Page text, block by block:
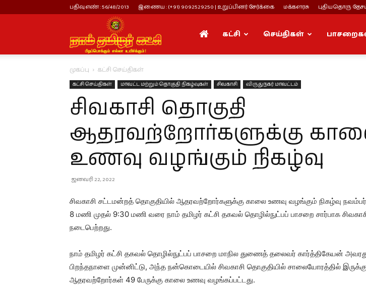
பதிவு எண் : 56/48/2013 இணைய : (+91) 9092529250 | உறுப்பினர் சேர்க்கை மக்களரசு புதியதொரு
நாம்
கட்சி
கட்சி செய்திகள்
முகப்பு கட்சி செய்திகள்
கட்சி செய்திகள் மாவட்ட மற்றும் தொகுதி நிகழ்வுகள் சிவகாசி விருதுநகர் மாவட்டம்
சிவகாசி தொகுதி
ஆதரவற்றோர்களுக்கு
உணவு வழங்கும் நிகழ்வு
ஜனவரி 22, 2022
சிவகாசி சட்டமன்றத் தொகுதியில் ஆதரவற்றோர்களுக்கு காலை உணவு வழங்கும் நிகழ்வு
8 மணி முதல் 9:30 மணி வரை நாம் தமிழர் கட்சி தகவல் தொழில்நுட்பப் பாசறை சார்பாக
நடைபெற்றது.
நாம் தமிழர் கட்சி தகவல் தொழில்நுட்பப் பாசறை மாநில துணைத் தலைவர் கார்த்திகேயன்
பிறந்தநாளை முன்னிட்டு, அந்த நன்கொடையில் சிவகாசி தொகுதியில் சாலையோரத்தில்
ஆதரவற்றோர்கள் 49 பேருக்கு காலை உணவு வழங்கப்பட்டது.